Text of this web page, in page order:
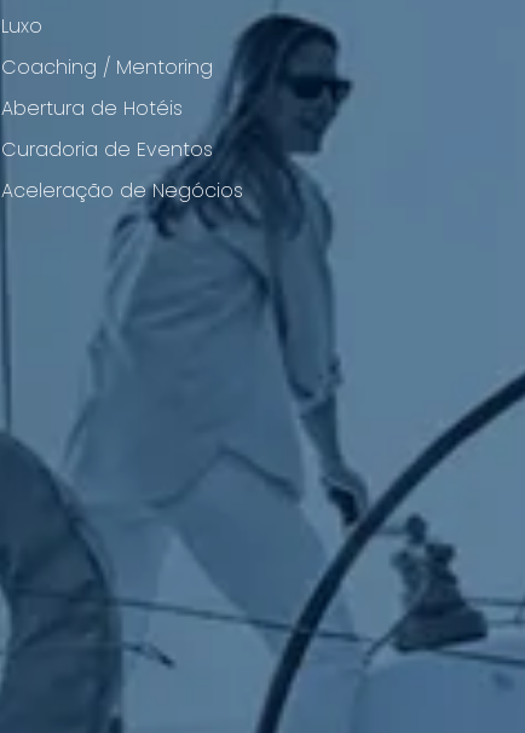
Luxo
Coaching / Mentoring
Abertura de Hotéis
Curadoria de Eventos
Aceleração de Negócios